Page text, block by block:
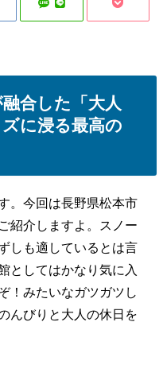
合した「大人
に浸る最高の
。今回は長野県松本市
紹介しますよ。スノー
しも適しているとは言
としてはかなり気に入
！みたいなガツガツし
んびりと大人の休日を